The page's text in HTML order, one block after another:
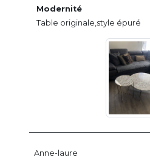
Modernité
Table originale,style épuré
Anne-laure